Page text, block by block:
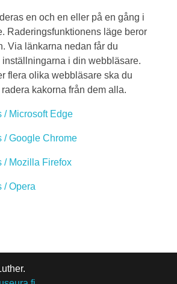
en och en eller på en gång i
Raderingsfunktionens läge beror
Via länkarna nedan får du
i din webbläsare.
flera olika webbläsare ska du
kakorna från dem alla.
/ Microsoft Edge
/ Google Chrome
/ Mozilla Firefox
/ Opera